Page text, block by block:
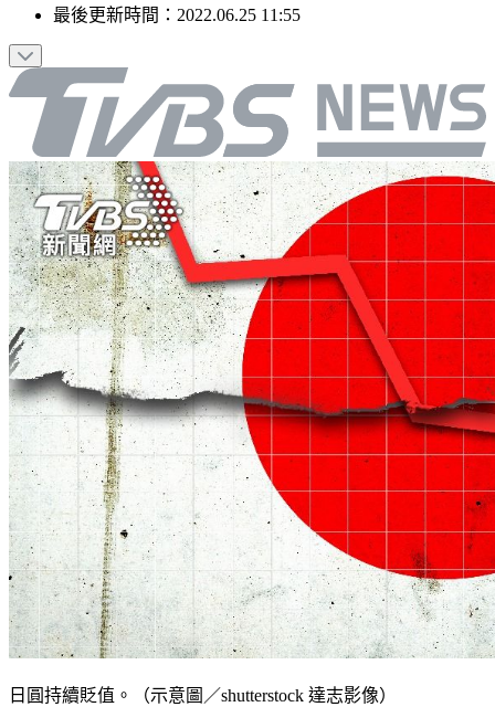
最後更新時間： 2022.06.25 11:55
日圓持續貶值。（示意圖／shutterstock 達志影像）